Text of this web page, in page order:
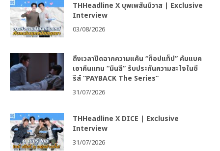
THHeadline X บุพเพสันนิวาส | Exclusive
Interview
03/08/2026
ถึงเวลาปิดฉากความแค้น “ท็อปแท็ป” คัมแบค
เอาคืนแทน “มินลี” รับประกันความสะใจในซี
รีส์ “PAYBACK The Series”
31/07/2026
THHeadline X DICE | Exclusive
Interview
31/07/2026